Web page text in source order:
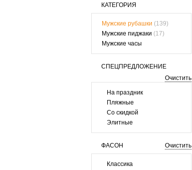
КАТЕГОРИЯ
Мужские рубашки (139)
Мужские пиджаки (17)
Мужские часы
СПЕЦПРЕДЛОЖЕНИЕ
Очистить
На праздник
Пляжные
Со скидкой
Элитные
ФАСОН Очистить
Классика